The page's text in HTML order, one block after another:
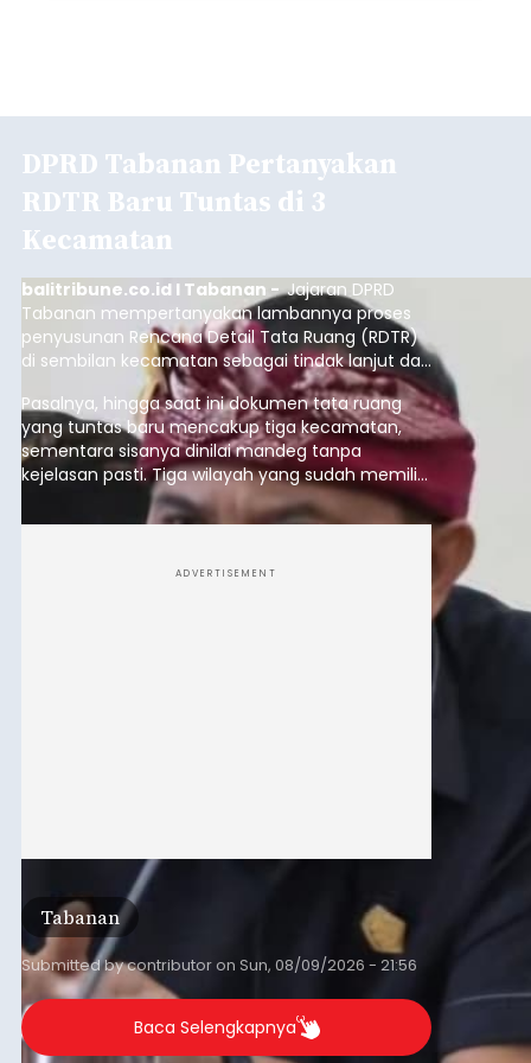
DPRD Tabanan Pertanyakan
RDTR Baru Tuntas di 3
Kecamatan
balitribune.co.id I Tabanan -Jajaran DPRD
Tabanan mempertanyakan lambannya proses
penyusunan Rencana Detail Tata Ruang (RDTR)
di sembilan kecamatan sebagai tindak lanjut dari
pelaksanaan RTRW.
Pasalnya, hingga saat ini dokumen tata ruang
yang tuntas baru mencakup tiga kecamatan,
sementara sisanya dinilai mandeg tanpa
kejelasan pasti. Tiga wilayah yang sudah memiliki
RDTR tersebut meliputi Kecamatan Kediri,
Tabanan, dan Selemadeg Barat.
ADVERTISEMENT
Tabanan
Submitted bycontributor on Sun, 08/09/2026 - 21:56
Baca Selengkapnya